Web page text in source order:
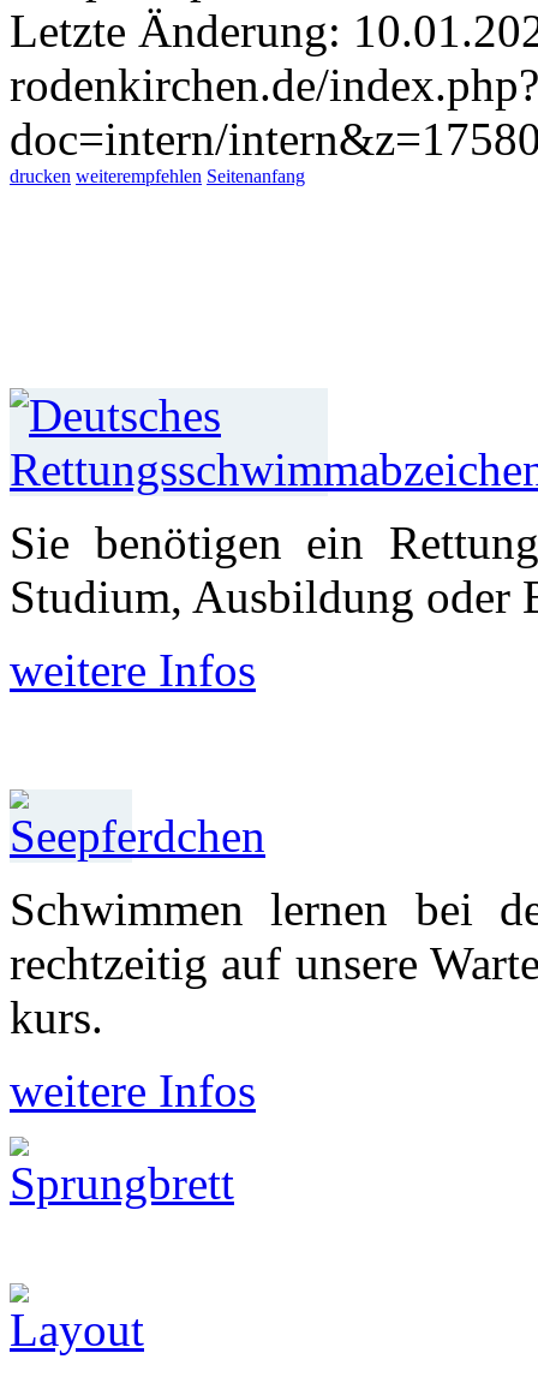
Letzte Änderung:
rodenkirchen.de/index.php?
doc=intern/
drucken weiterempfehlen Seitenanfang
Sie benötigen ein
Studium, Aus­bildung oder
weitere Infos
Schwimmen lernen bei
recht­zeitig auf unsere
kurs.
weitere Infos